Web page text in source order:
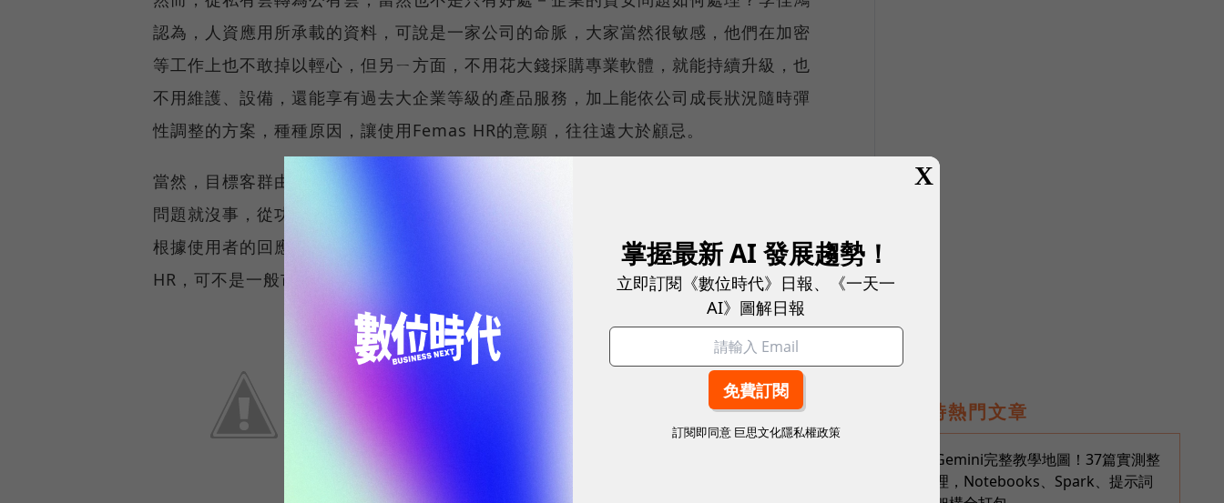
認為，人資應用所承載的資料，可說是一家公司的命脈，大家當然很敏感，他們在加密
等工作上也不敢掉以輕心，但另ㄧ方面，不用花大錢採購專業軟體，就能持續升級，也
不用維護、設備，還能享有過去大企業等級的產品服務，加上能依公司成長狀況隨時彈
性調整的方案，種種原因，讓使用Femas HR的意願，往往遠大於顧忌。
當然，目標客群由資源豐富的大企業，轉為百廢待舉的新創公司，當然不是解決資安的
問題就沒事，從功能介面、訂閱方案，甚至到整體產品服務策略，都需要重新思考，並
根據使用者的回應進行調整，不過，至少在基礎上，由兩位雲端老將帶領的Femas
HR，可不是一般市場後進者可以隨便比擬的。
即時熱門文章
Gemini完整教學地圖！37篇實測整
理，Notebooks、Spark、提示詞
X
掌握最新 AI 發展趨勢！
立即訂閱《數位時代》日報、《一天一
AI》圖解日報
訂閱即同意 巨思文化隱私權政策